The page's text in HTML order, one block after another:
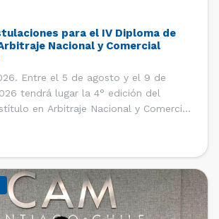
para el IV Diploma de
Nacional y Comercial
Entre el 5 de agosto y el 9 de
tendrá lugar la 4° edición del
en Arbitraje Nacional y Comercial
de la Facultad de Derecho de la
y […]